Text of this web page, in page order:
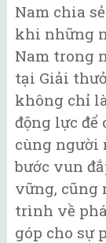
Nam chia
khi những
Nam trong
tại Giải
không chỉ
động lực
cùng người
bước vun
vững, cũng
trình về
góp cho sự